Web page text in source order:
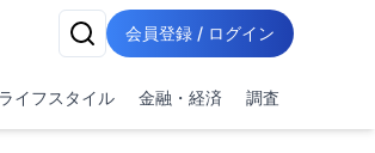
会員登録 / ログイン
ライフスタイル 金融・経済 調査